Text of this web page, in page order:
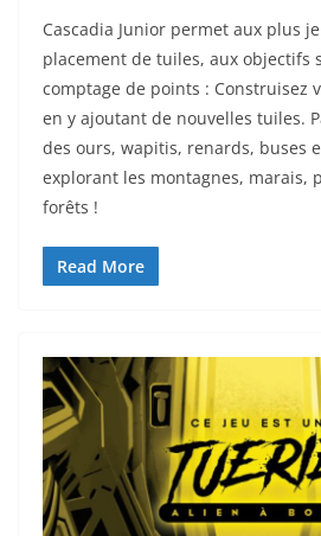
Cascadia Junior permet aux plus
placement de tuiles, aux objectifs
comptage de points : Construisez
en y ajoutant de nouvelles tuiles.
des ours, wapitis, renards, buses
explorant les montagnes, marais,
forêts !
Read More